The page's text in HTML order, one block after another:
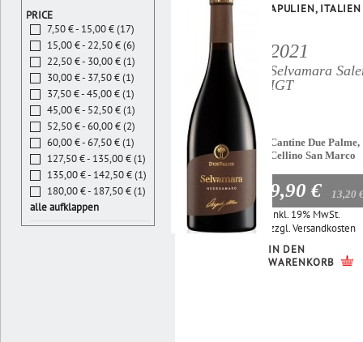
APULIEN, ITALIEN
2021
Selvamara
IGT
Cantine Due Palme,
Cellino San Marco
9,90 € 13,20
Inkl. 19% MwSt.
zzgl.Versandkosten
IN DEN
WARENKORB
PRICE
7,50 € - 15,00 € (17)
15,00 € - 22,50 € (6)
22,50 € - 30,00 € (1)
30,00 € - 37,50 € (1)
37,50 € - 45,00 € (1)
45,00 € - 52,50 € (1)
52,50 € - 60,00 € (2)
60,00 € - 67,50 € (1)
127,50 € - 135,00 € (1)
135,00 € - 142,50 € (1)
180,00 € - 187,50 € (1)
alle aufklappen